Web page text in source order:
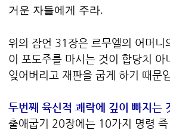
거운 자들에게 주라.
위의 잠언 31장은 르무엘의 어머니
이 포도주를 마시는 것이 합당치 아
잊어버리고 재판을 굽게 하기 때문
두번째 육신적 쾌락에 깊이 빠지는
출애굽기 20장에는 10가지 명령 즉